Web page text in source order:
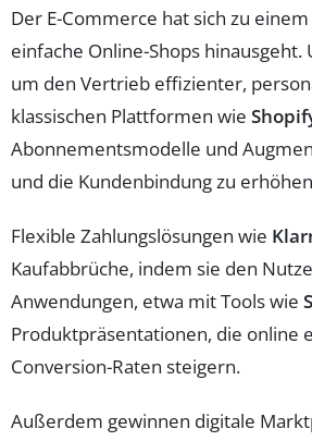
Der E-Commerce hat sich zu
einfache Online-Shops
um den Vertrieb effizienter,
klassischen Plattformen wie
Abonnementsmodelle und
und die Kundenbindung zu
Flexible Zahlungslösungen wie
Kaufabbrüche, indem sie den
Anwendungen, etwa mit Tools wie
Produktpräsentationen, die online
Conversion-Raten steigern.
Außerdem gewinnen digitale